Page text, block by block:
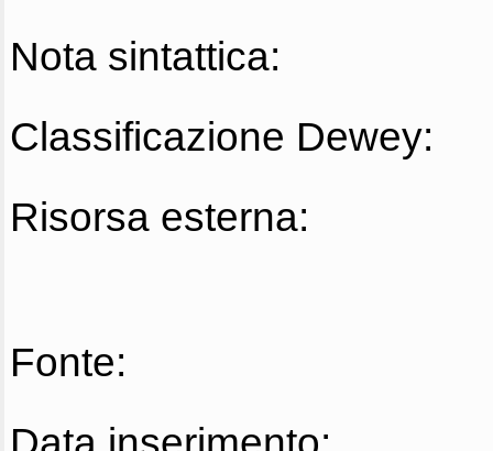
Nota sintattica:
Classificazione Dewey:
Risorsa esterna:
Fonte: